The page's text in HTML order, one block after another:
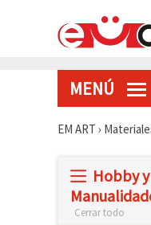
MENÚ
EM ART ›
Hobby y
Cerrar todo